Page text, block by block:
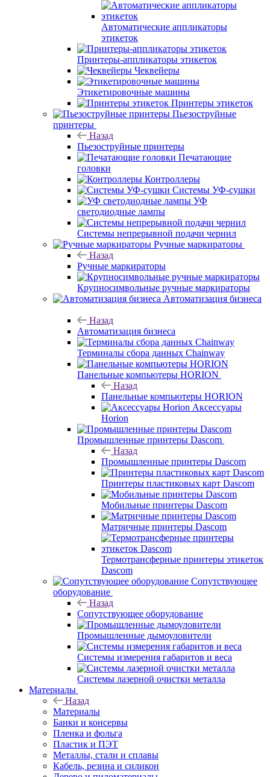
Автоматические аппликаторы
этикеток
Принтеры-аппликаторы этикеток
Чеквейеры
Этикетировочные машины
Принтеры этикеток
Пьезоструйные
принтеры
Назад
Пьезоструйные принтеры
Печатающие
головки
Контроллеры
Системы УФ-сушки
УФ
светодиодные лампы
Системы непрерывной подачи чернил
Ручные маркираторы
Назад
Ручные маркираторы
Крупносимвольные ручные маркираторы
Автоматизация бизнеса
Назад
Автоматизация бизнеса
Терминалы сбора данных Chainway
Панельные компьютеры HORION
Назад
Панельные компьютеры HORION
Аксессуары
Horion
Промышленные принтеры Dascom
Назад
Промышленные принтеры Dascom
Принтеры пластиковых карт Dascom
Мобильные принтеры Dascom
Матричные принтеры Dascom
Термотрансферные принтеры этикеток
Dascom
Сопутствующее
оборудование
Назад
Сопутствующее оборудование
Промышленные дымоуловители
Системы измерения габаритов и веса
Системы лазерной очистки металла
Материалы
Назад
Материалы
Банки и консервы
Пленка и фольга
Пластик и ПЭТ
Металлы, стали и сплавы
Кабель, резина и силикон